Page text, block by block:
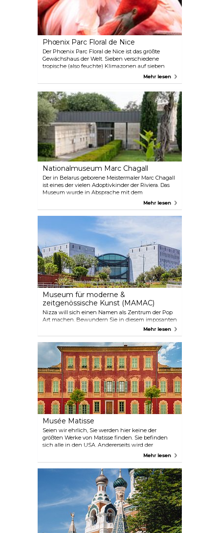
Phœnix Parc Floral de Nice
Der Phœnix Parc Floral de Nice ist das größte
Gewächshaus der Welt. Sieben verschiedene
tropische (also feuchte) Klimazonen auf sieben
Hektar, vollgepackt mit 2.500 verschiedenen
Hai beobachten, an tausend Blumen riechen und
dem Gesang der Vögel aus den Lautsprechern
lauschen.
Mehr lesen
Nationalmuseum Marc Chagall
Der in Belarus geborene Meistermaler Marc Chagall
ist eines der vielen Adoptivkinder der Riviera. Das
Museum wurde in Absprache mit dem
künstlerischen Genie selbst zum Thema der
regelmäßig wechselnde Ausstellungen jüdischer
Mehr lesen
Museum für moderne &
zeitgenössische Kunst (MAMAC)
Nizza will sich einen Namen als Zentrum der Pop
Art machen. Bewundern Sie in diesem imposanten
Gebäude Nizzas berühmte lokale Künstler wie Ben
und Niki de Sainte Phalle. Letztere hat 170 ihrer
Werke gestiftet, aber auch Werke von Andy Warhol,
Picasso und dergleichen sind zu sehen.
Mehr lesen
Musée Matisse
Seien wir ehrlich, Sie werden hier keine der
größten Werke von Matisse finden. Sie befinden
sich alle in den USA. Andererseits wird der
Werdegang des künstlerischen Genies von seinem
hinter dem Museum anschaulich dargestellt. Nach
einem Besuch können Sie auf den Spuren des
Malers wandeln und das Licht in jedem Gemälde
vergleichen. Außerdem ist die ockerfarbene Villa an
sich schon schön.
Mehr lesen